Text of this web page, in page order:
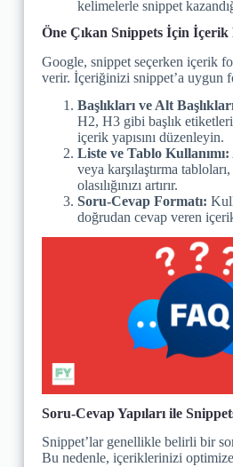
kelimelerle snippet
Öne Çıkan Snippets İçin
Google, snippet seçerken içerik
verir. İçeriğinizi snippet’a uygun
Başlıkları ve Alt
H2, H3 gibi başlık
içerik yapısını düzenleyin.
Liste ve Tablo Kullanımı:
veya karşılaştırma
olasılığınızı artırır.
Soru-Cevap Formatı:
doğrudan cevap veren
Soru-Cevap Yapıları ile
Snippet’lar genellikle belirli bir
Bu nedenle, içeriklerinizi